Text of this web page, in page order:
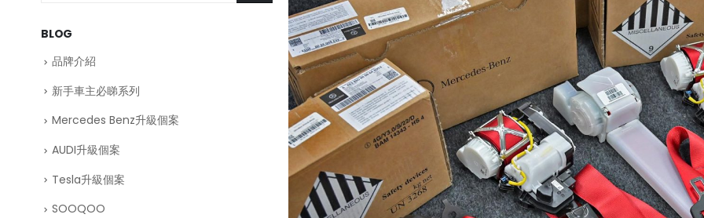
BLOG
品牌介紹
新手車主必睇系列
Mercedes Benz升級個案
AUDI升級個案
Tesla升級個案
SOOQOO